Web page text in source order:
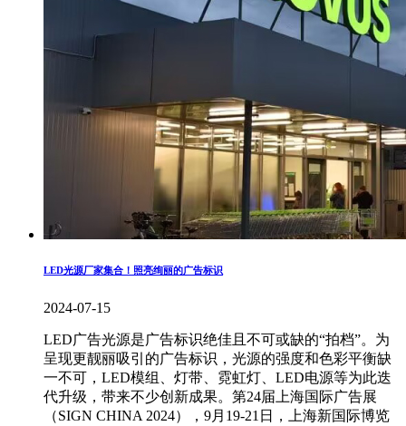
LED光源厂家集合！照亮绚丽的广告标识
2024-07-15
LED广告光源是广告标识绝佳且不可或缺的“拍档”。为
呈现更靓丽吸引的广告标识，光源的强度和色彩平衡缺
一不可，LED模组、灯带、霓虹灯、LED电源等为此迭
代升级，带来不少创新成果。第24届上海国际广告展
（SIGN CHINA 2024），9月19-21日，上海新国际博览